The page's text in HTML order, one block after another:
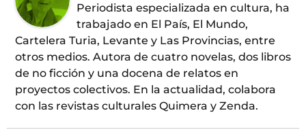
Periodista especializada en cultura, ha
trabajado en El País, El Mundo,
Cartelera Turia, Levante y Las Provincias, entre
otros medios. Autora de cuatro novelas, dos libros
de no ficción y una docena de relatos en
proyectos colectivos. En la actualidad, colabora
con las revistas culturales Quimera y Zenda.